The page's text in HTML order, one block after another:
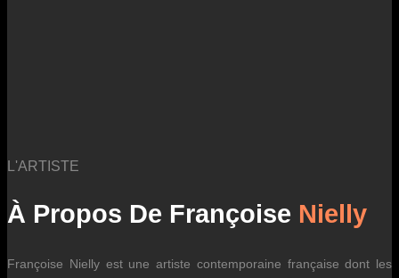
L'ARTISTE
À Propos De Françoise Nielly
Françoise Nielly est une artiste contemporaine française dont les